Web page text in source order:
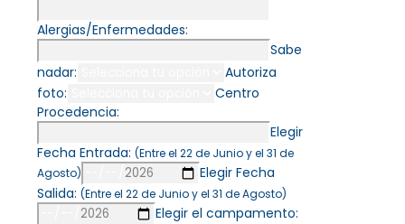
Alergias/Enfermedades:
Sabe
nadar:
Autoriza
foto:
Centro
Procedencia:
Elegir
Fecha Entrada: (Entre el 22 de Junio y el 31 de
Agosto)
Elegir Fecha
Salida: (Entre el 22 de Junio y el 31 de Agosto)
Elegir el campamento: